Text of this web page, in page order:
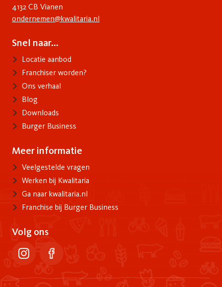
4132 CB Vianen
ondernemen@kwalitaria.nl
Snel naar...
Voet
Locatie aanbod
Franchiser worden?
Ons verhaal
Blog
Downloads
Burger Business
Meer informatie
Info
Veelgestelde vragen
Werken bij Kwalitaria
Ga naar kwalitaria.nl
Franchise bij Burger Business
Volg ons
instagramfacebook